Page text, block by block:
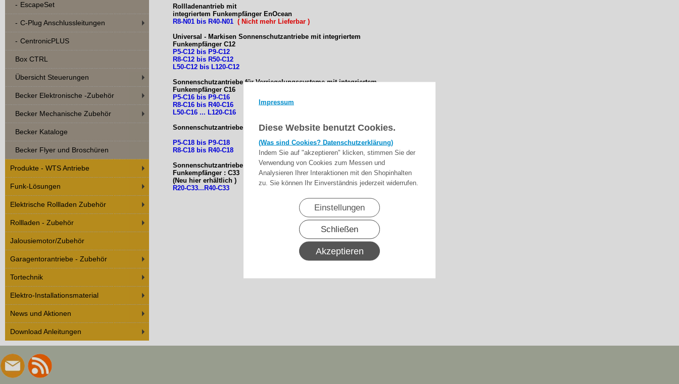
Impressum
Diese Website benutzt Cookies.
(Was sind Cookies? Datenschutzerklärung)
Indem Sie auf "akzeptieren" klicken, stimmen Sie der
Verwendung von Cookies zum Messen und
Analysieren Ihrer Interaktionen mit den Shopinhalten
zu. Sie können Ihr Einverständnis jederzeit widerrufen.
Einstellungen
Schließen
Akzeptieren
EscapeSet
C-Plug Anschlussleitungen
CentronicPLUS
Box CTRL
Übersicht Steuerungen
Becker Elektronische -Zubehör
Becker Mechanische Zubehör
Becker Kataloge
Becker Flyer und Broschüren
Produkte - WTS Antriebe
Funk-Lösungen
Elektrische Rollladen Zubehör
Rollladen - Zubehör
Jalousiemotor/Zubehör
Garagentorantriebe - Zubehör
Tortechnik
Elektro-Installationsmaterial
News und Aktionen
Download Anleitungen
Rollladenantrieb mit
integriertem Funkempfänger EnOcean
R8-N01 bis R40-N01 ( Nicht mehr Lieferbar )
Universal - Markisen Sonnenschutzantriebe mit integriertem
Funkempfänger C12
P5-C12 bis P9-C12
R8-C12 bis R50-C12
L50-C12 bis L120-C12
Sonnenschutzantriebe für Verriegelungssystememit integriertem
Funkempfänger C16
P5-C16 bis P9-C16
R8-C16 bis R40-C16
L50-C16 ... L120-C16
Sonnenschutzantriebe (ZIP) mit integriertem Funkempfänger: C18
P5-C18 bis P9-C18
R8-C18 bis R40-C18
Sonnenschutzantriebe für Nothandbedienung mit integriertem
Funkempfänger : C33
(Neu hier erhältlich )
R20-C33...R40-C33